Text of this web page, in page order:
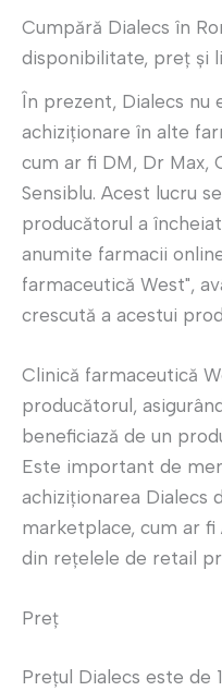
Cumpără Dialecs în
disponibilitate, preț și
În prezent, Dialecs nu
achiziționare în alte
cum ar fi DM, Dr Max,
Sensiblu. Acest lucru
producătorul a
anumite farmacii
farmaceutică West",
crescută a acestui
Clinică farmaceutică
producătorul,
beneficiază de un
Este important de
achiziționarea
marketplace, cum ar fi
din rețelele de retail
Preț
Prețul Dialecs este de